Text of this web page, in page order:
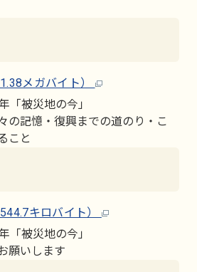
メガバイト）
「被災地の今」
記憶・復興までの道のり・こ
こと
キロバイト）
「被災地の今」
願いします